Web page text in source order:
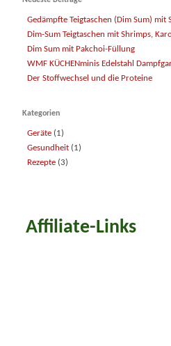
Gedämpfte Teigtaschen (Dim Sum) mit
Dim-Sum Teigtaschen mit Shrimps,
Dim Sum mit Pakchoi-Füllung
WMF KÜCHENminis Edelstahl
Der Stoffwechsel und die Proteine
Kategorien
Geräte (1)
Gesundheit (1)
Rezepte (3)
Affiliate-Links